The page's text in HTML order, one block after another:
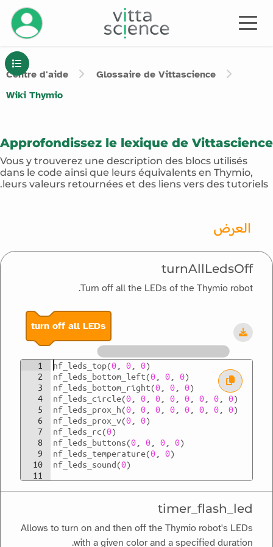
Centre d'aide
Glossaire de Vittascience
Wiki Thymio
Approfondissez le lexique de Vittascience
Vous y trouverez une description des blocs utilisés
dans le code ainsi que leurs équivalents en Thymio,
leurs valeurs retournées et des liens vers des tutoriels.
العرض
turnAllLedsOff
Turn off all the LEDs of the Thymio robot.
turn off all LEDs
1
2
3
4
5
6
7
8
9
10
11
nf_leds_top(0 0 0)
nf_leds_bottom_left(0 0 0)
nf_leds_bottom_right(0 0 0)
nf_leds_circle(0 0 0 0 0 0 0 0)
nf_leds_prox_h(0 0 0 0 0 0 0 0)
nf_leds_prox_v(0 0)
nf_leds_rc(0)
nf_leds_buttons(0 0 0 0)
nf_leds_temperature(0 0)
nf_leds_sound(0)
timer_flash_led
Allows to turn on and then off the Thymio robot's LEDs
with a given color and a specified duration.